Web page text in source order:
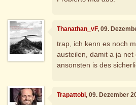
Thanathan_vF, 09.
trap, ich kenn es noch
austeilen, damit a ja net
ansonsten is des
Trapattobi, 09. Dezember